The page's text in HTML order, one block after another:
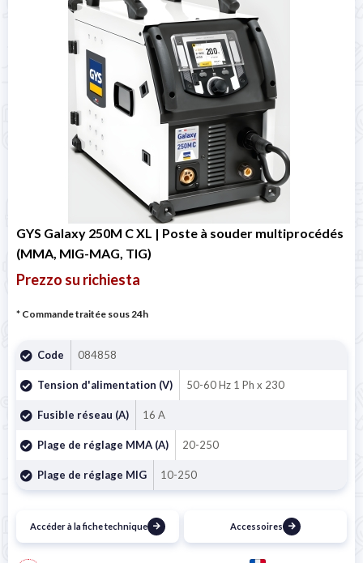
GYS Galaxy 250M C XL | Poste à souder multiprocédés
(MMA, MIG-MAG, TIG)
Prezzo su richiesta
* Commande traitée sous 24h
Code 084858
Tension d'alimentation (V) 50-60 Hz 1 Ph x 230
Fusible réseau (A) 16 A
Plage de réglage MMA (A) 20-250
Plage de réglage MIG 10-250
Accéder à la fiche technique Accessoires